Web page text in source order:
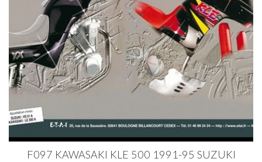
F097 KAWASAKI KLE 500 1991-95 SUZUKI